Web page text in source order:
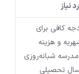
نیاز
کافی برای
و هزینه
شبانه‌روزی
تحصیلی